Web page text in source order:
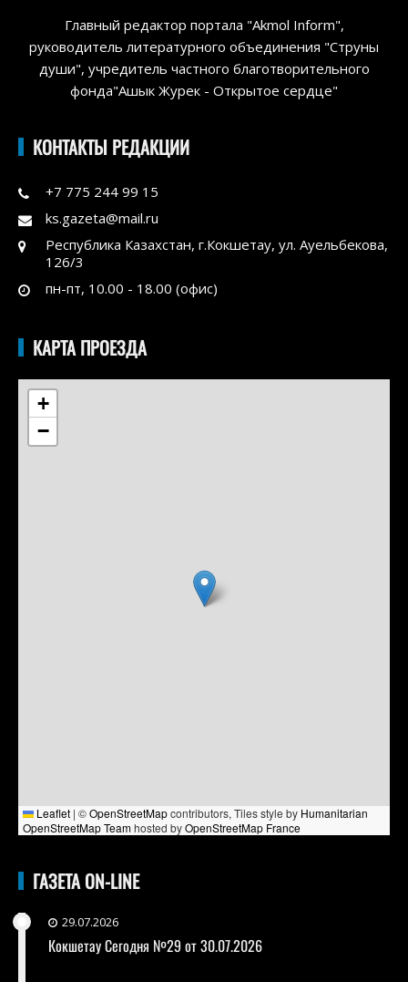
Главный редактор портала "Akmol Inform",
руководитель литературного объединения "Струны
души", учредитель частного благотворительного
фонда"Ашык Журек - Открытое сердце"
КОНТАКТЫ РЕДАКЦИИ
+7 775 244 99 15
ks.gazeta@mail.ru
Республика Казахстан, г.Кокшетау, ул. Ауельбекова,
126/3
пн-пт, 10.00 - 18.00 (офис)
КАРТА ПРОЕЗДА
+
−
Leaflet | ©OpenStreetMapcontributors, Tiles style by Humanitarian
OpenStreetMap Teamhosted byOpenStreetMap France
ГАЗЕТА ON-LINE
29.07.2026
Кокшетау Сегодня №29 от 30.07.2026